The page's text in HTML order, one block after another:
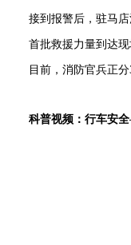
接到报警后，驻马
首批救援力量到达
目前，消防官兵正
科普视频： 行车安